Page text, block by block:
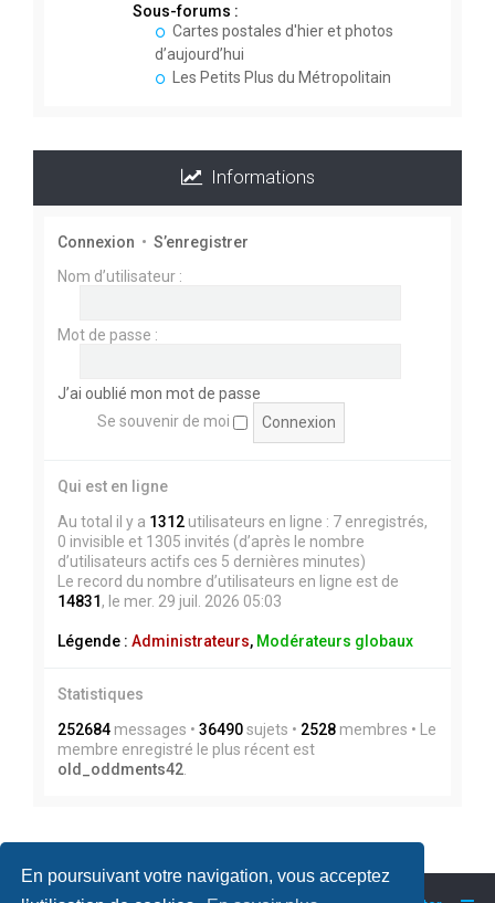
En poursuivant votre navigation, vous acceptez
Sous-forums :
Cartes postales d'hier et photos
d’aujourd’hui
Les Petits Plus du Métropolitain
Informations
Connexion • S’enregistrer
Nom d’utilisateur :
Mot de passe :
J’ai oublié mon mot de passe
Se souvenir de moi
Qui est en ligne
Au total il y a 1312 utilisateurs en ligne : 7 enregistrés,
0 invisible et 1305 invités (d’après le nombre
d’utilisateurs actifs ces 5 dernières minutes)
Le record du nombre d’utilisateurs en ligne est de
14831 , le mer. 29 juil. 2026 05:03
Légende : Administrateurs, Modérateurs globaux
Statistiques
252684 messages • 36490sujets • 2528 membres • Le
membre enregistré le plus récent est
old_oddments42